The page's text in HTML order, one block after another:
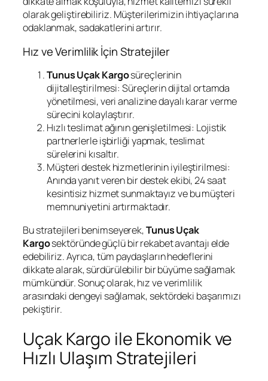
olarak geliştirebiliriz. Müşterilerimizin ihtiyaçlarına
odaklanmak, sadakatlerini artırır.
Hız ve Verimlilik İçin Stratejiler
Tunus Uçak Kargosüreçlerinin
dijitalleştirilmesi: Süreçlerin dijital ortamda
yönetilmesi, veri analizine dayalı karar verme
sürecini kolaylaştırır.
Hızlı teslimat ağının genişletilmesi: Lojistik
partnerlerle işbirliği yapmak, teslimat
sürelerini kısaltır.
Müşteri destek hizmetlerinin iyileştirilmesi:
Anında yanıt veren bir destek ekibi, 24 saat
kesintisiz hizmet sunmaktayız ve bu müşteri
memnuniyetini artırmaktadır.
Bu stratejileri benimseyerek,Tunus Uçak
Kargosektöründe güçlü bir rekabet avantajı elde
edebiliriz. Ayrıca, tüm paydaşların hedeflerini
dikkate alarak, sürdürülebilir bir büyüme sağlamak
mümkündür. Sonuç olarak, hız ve verimlilik
arasındaki dengeyi sağlamak, sektördeki başarımızı
pekiştirir.
Uçak Kargo ile Ekonomik ve
Hızlı Ulaşım Stratejileri